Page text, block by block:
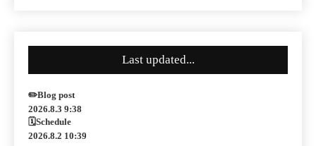
Last updated...
✏️Blog post
2026.8.3 9:38
🗓Schedule
2026.8.2 10:39